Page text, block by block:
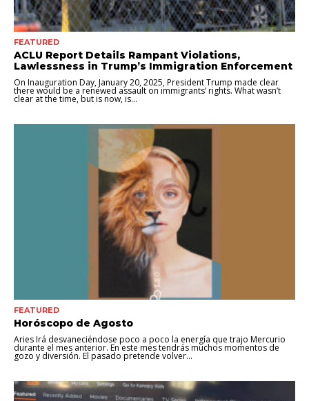
FEATURED
ACLU Report Details Rampant Violations,
Lawlessness in Trump’s Immigration Enforcement
On Inauguration Day, January 20, 2025, President Trump made clear
there would be a renewed assault on immigrants’ rights. What wasn’t
clear at the time, but is now, is...
FEATURED
Horóscopo de Agosto
Aries Irá desvaneciéndose poco a poco la energía que trajo Mercurio
durante el mes anterior. En este mes tendrás muchos momentos de
gozo y diversión. El pasado pretende volver...